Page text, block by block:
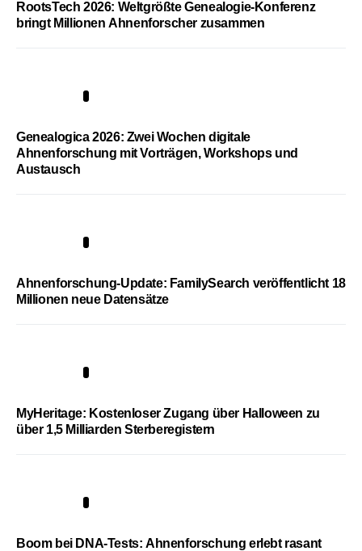
RootsTech 2026: Weltgrößte Genealogie-Konferenz
bringt Millionen Ahnenforscher zusammen
Genealogica 2026: Zwei Wochen digitale
Ahnenforschung mit Vorträgen, Workshops und
Austausch
Ahnenforschung-Update: FamilySearch veröffentlicht 18
Millionen neue Datensätze
MyHeritage: Kostenloser Zugang über Halloween zu
über 1,5 Milliarden Sterberegistern
Boom bei DNA-Tests: Ahnenforschung erlebt rasant